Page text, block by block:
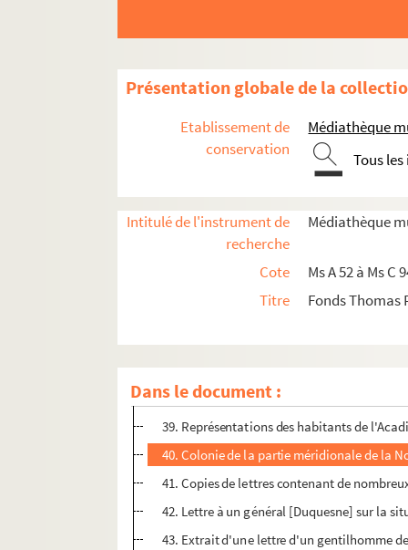
Présentation globale de la
Etablissement de
conservation
Médiathèque
Tous
Intitulé de l'instrument de
recherche
Médiathèque
Cote
Ms A 52 à Ms C
Titre
Fonds Thomas
Dans le document :
27. Monsieur Desherbiers écrivait au
29. Notes historiques
30. Etat dans lequel se trouvait le 9
31. Mémoire qui regarde les affaires
30. Projet d'un établissement dans La
36. Note relative à la fortification d'une
37. Copie d'une lettre à Monseigneur...
38. Description de la ville d'Halifax, de son
39. Représentations des habitants de
40. Colonie de la partie méridionale de la
41. Copies de lettres contenant de
42. Lettre à un général [Duquesne] sur la
43. Extrait d'une lettre d'un gentilhomme